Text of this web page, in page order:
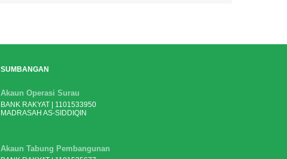
SUMBANGAN
Akaun Operasi Surau
BANK RAKYAT | 1101533950
MADRASAH AS-SIDDIQIN
Akaun Tabung Pembangunan